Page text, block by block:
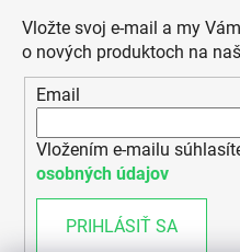
Vložte svoj e-mail a my
o nových produktoch na
Email
Vložením e-mailu
osobných údajov
PRIHLÁSIŤ SA